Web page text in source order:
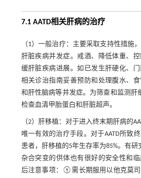
7.1 AATD相关肝病的治疗
（1）一般治疗：主要采取支持性措施
肝脏疾病并发症。戒酒、降低体重、
缓肝脏疾病进展。如已发生肝硬化、
相关诊治指南妥善预防和处理腹水、
和肝性脑病等并发症。为筛查和监测肝
检查血清甲胎蛋白和肝脏超声。
（2）肝移植：对于进入终末期肝病的
唯一有效的治疗手段。对于AATD所致
患者，肝移植的5年生存率为85%。有研
杂合突变的供体也有很好的安全性和
后注意事项：①需长期服用以他克莫